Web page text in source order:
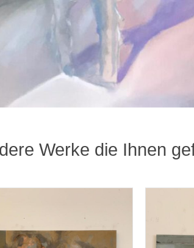
Werke die Ihnen